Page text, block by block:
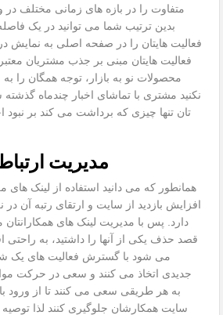
متفاوت را در بازه های زمانی مختلف در
بدین ترتیب شما می توانید در یک
فعالیت هایتان را در صفحه اصلی به نمایش
فعالیت هایتان مبنی بر جذب مشتریان
محصولات نو به بازار، توجه همگان را
نکنید مشتری با تماشای اخبار چندماه
تان تنها چیزی که برداشت می کند بر نبود
۸- مدیریت
همانطور که می دانید استفاده از لینک
افزایش بازدید از سایت و ارتقای رتبه آن
دارد. پس با مدیریت لینک های همکارانتان
قصد حذف یکی از آنها را داشتید، به راحتی
می شود با گسترش فعالیت های یک
جدیدی اتخاذ می کنند و سعی در حرکت
به هر طریقی سعی می کنند تا از ورود
سایت همکارشان جلوگیری کنند لذا